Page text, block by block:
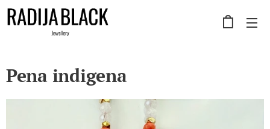
Pena indigena